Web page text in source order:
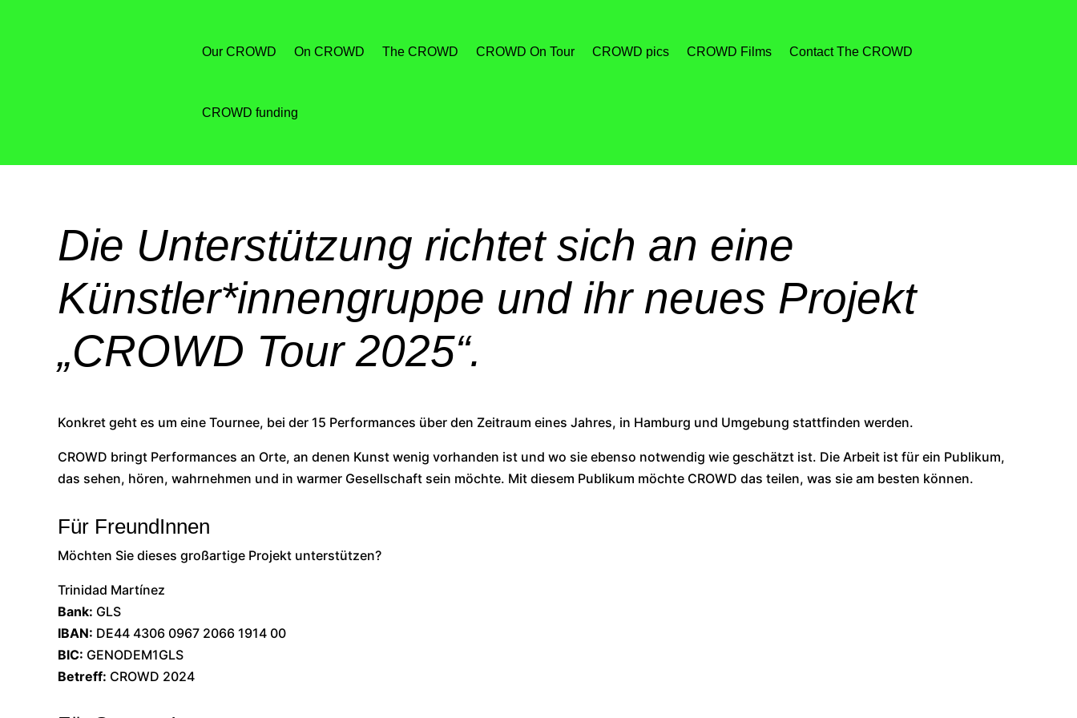
Our CROWD On CROWD The CROWD CROWD On Tour CROWD pics CROWD Films Contact The CROWD
CROWD funding
Die Unterstützung richtet sich an eine
Künstler*innengruppe und ihr neues Projekt
„CROWD Tour 2025“.
Konkret geht es um eine Tournee, bei der 15 Performances über den Zeitraum eines Jahres, in Hamburg und Umgebung stattfinden werden.
CROWD bringt Performances an Orte, an denen Kunst wenig vorhanden ist und wo sie ebenso notwendig wie geschätzt ist. Die Arbeit ist für ein Publikum,
das sehen, hören, wahrnehmen und in warmer Gesellschaft sein möchte. Mit diesem Publikum möchte CROWD das teilen, was sie am besten können.
Für FreundInnen
Möchten Sie dieses großartige Projekt unterstützen?
Trinidad Martínez
Bank: GLS
IBAN: DE44 4306 0967 2066 1914 00
BIC: GENODEM1GLS
Betreff: CROWD 2024